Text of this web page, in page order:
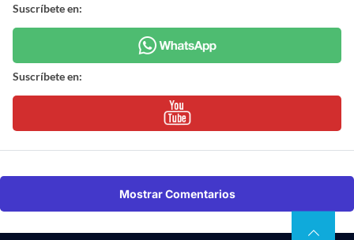
Suscríbete en:
Suscríbete en:
Mostrar Comentarios